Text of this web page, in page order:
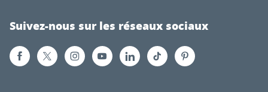
Suivez-nous sur les réseaux sociaux